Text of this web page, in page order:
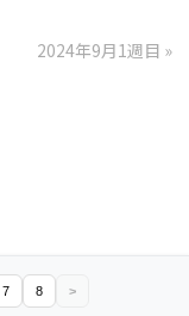
2024年9月1週目 »
7 8 >